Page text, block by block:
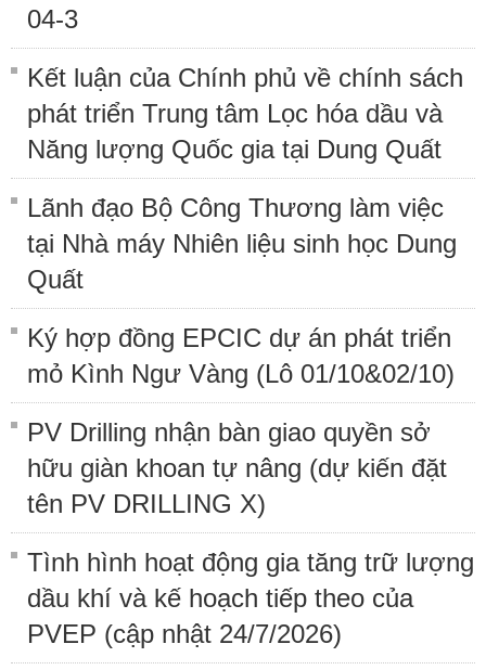
04-3
Kết luận của Chính phủ về chính sách
phát triển Trung tâm Lọc hóa dầu và
Năng lượng Quốc gia tại Dung Quất
Lãnh đạo Bộ Công Thương làm việc
tại Nhà máy Nhiên liệu sinh học Dung
Quất
Ký hợp đồng EPCIC dự án phát triển
mỏ Kình Ngư Vàng (Lô 01/10&02/10)
PV Drilling nhận bàn giao quyền sở
hữu giàn khoan tự nâng (dự kiến đặt
tên PV DRILLING X)
Tình hình hoạt động gia tăng trữ lượng
dầu khí và kế hoạch tiếp theo của
PVEP (cập nhật 24/7/2026)